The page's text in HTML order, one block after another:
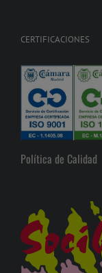
CERTIFICACIONES
Política de Calidad